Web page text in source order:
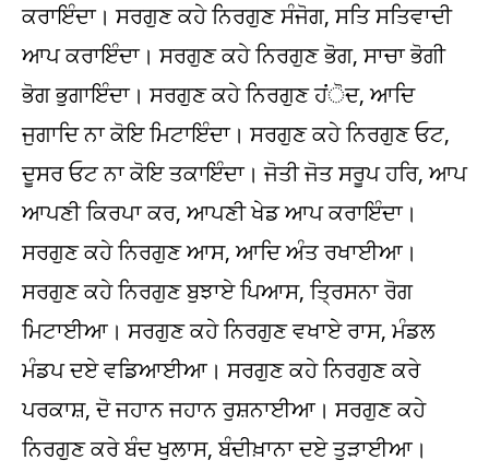
ਕਰਾਇੰਦਾ। ਸਰਗੁਣ ਕਹੇ ਨਿਰਗੁਣ ਸੰਜੋਗ, ਸਤਿ ਸਤਿਵਾਦੀ
ਆਪ ਕਰਾਇੰਦਾ। ਸਰਗੁਣ ਕਹੇ ਨਿਰਗੁਣ ਭੋਗ, ਸਾਚਾ ਭੋਗੀ
ਭੋਗ ਭੁਗਾਇੰਦਾ। ਸਰਗੁਣ ਕਹੇ ਨਿਰਗੁਣ ਹਂੋਦ, ਆਦਿ
ਜੁਗਾਦਿ ਨਾ ਕੋਇ ਮਿਟਾਇੰਦਾ। ਸਰਗੁਣ ਕਹੇ ਨਿਰਗੁਣ ਓਟ,
ਦੂਸਰ ਓਟ ਨਾ ਕੋਇ ਤਕਾਇੰਦਾ। ਜੋਤੀ ਜੋਤ ਸਰੂਪ ਹਰਿ, ਆਪ
ਆਪਣੀ ਕਿਰਪਾ ਕਰ, ਆਪਣੀ ਖੇਡ ਆਪ ਕਰਾਇੰਦਾ।
ਸਰਗੁਣ ਕਹੇ ਨਿਰਗੁਣ ਆਸ, ਆਦਿ ਅੰਤ ਰਖਾਈਆ।
ਸਰਗੁਣ ਕਹੇ ਨਿਰਗੁਣ ਬੁਝਾਏ ਪਿਆਸ, ਤ੍ਰਿਸਨਾ ਰੋਗ
ਮਿਟਾਈਆ। ਸਰਗੁਣ ਕਹੇ ਨਿਰਗੁਣ ਵਖਾਏ ਰਾਸ, ਮੰਡਲ
ਮੰਡਪ ਦਏ ਵਡਿਆਈਆ। ਸਰਗੁਣ ਕਹੇ ਨਿਰਗੁਣ ਕਰੇ
ਪਰਕਾਸ਼, ਦੋ ਜਹਾਨ ਜਹਾਨ ਰੁਸ਼ਨਾਈਆ। ਸਰਗੁਣ ਕਹੇ
ਨਿਰਗੁਣ ਕਰੇ ਬੰਦ ਖੁਲਾਸ, ਬੰਦੀਖ਼ਾਨਾ ਦਏ ਤੁੜਾਈਆ।